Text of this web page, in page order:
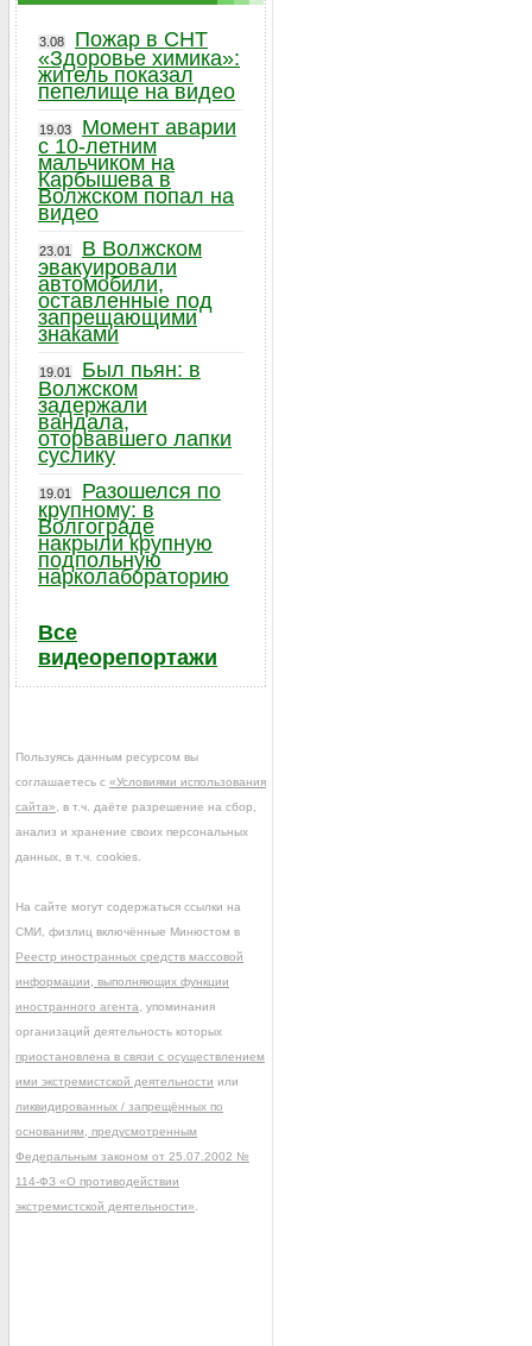
3.08
Пожар в СНТ
«Здоровье химика»:
житель показал
пепелище на видео
19.03
Момент аварии
с 10-летним
мальчиком на
Карбышева в
Волжском попал на
видео
23.01
В Волжском
эвакуировали
автомобили,
оставленные под
запрещающими
знаками
19.01
Был пьян: в
Волжском
задержали
вандала,
оторвавшего лапки
суслику
19.01
Разошелся по
крупному: в
Волгограде
накрыли крупную
подпольную
нарколабораторию
Все
видеорепортажи
Пользуясь данным ресурсом вы
соглашаетесь с «Условиями использования
сайта» , в т.ч. даёте разрешение на сбор,
анализ и хранение своих персональных
данных, в т.ч. cookies.
На сайте могут содержаться ссылки на
СМИ, физлиц включённые Минюстом в
Реестр иностранных средств массовой
информации, выполняющих функции
иностранного агента , упоминания
организаций деятельность которых
приостановлена в связи с осуществлением
ими экстремистской деятельности или
ликвидированных / запрещённых по
основаниям, предусмотренным
Федеральным законом от 25.07.2002 №
114-ФЗ «О противодействии
экстремистской деятельности»